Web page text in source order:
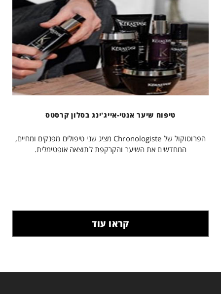
טיפוח שיער אנטי-אייג'ינג בסלון קרסטס
הפרוטוקול של Chronologiste מציג שני טיפולים מפנקים ומחיים,
המחדשים את השיער והקרקפת לתוצאה אופטימלית.
קראו עוד